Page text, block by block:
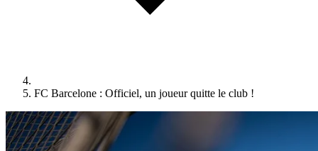
FC Barcelone : Officiel, un joueur quitte le club !